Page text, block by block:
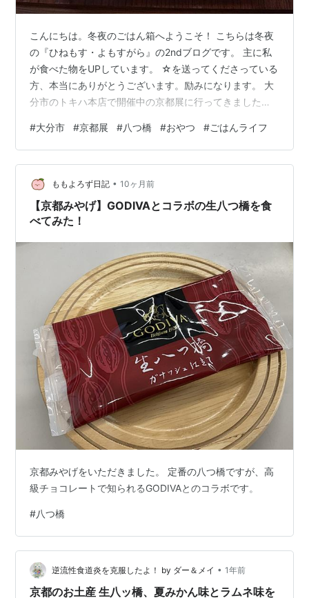
こんにちは。冬夜のごはん箱へようこそ！ こちらは冬夜
の『ひねもす・よもすがら』の2ndブログです。 主に私
が食べた物をUPしています。 ☆を送ってくださっている
方、本当にありがとうございます。励みになります。 大
分市のトキハ本店で開催中の京都展に行ってきました
オーソドックスな生八つ橋です。 ちょっとだけ、あんこ
が甘くて多かったような？ もう十年以上……いや、もっ
とかも？ 食べてなかったから、こんなものだったかもし
れません。 それに私自身の味覚も好みもちょっと変わっ
たと思いますしね。 そういえば、感想八つ橋って食べた
ことないかも？ ってこと…
#大分市 #京都展 #八つ橋 #おやつ #ごはんライフ
ももよろず日記 • 10ヶ月前
【京都みやげ】GODIVAとコラボの生八つ橋を食
べてみた！
京都みやげをいただきました。 定番の八つ橋ですが、高
級チョコレートで知られるGODIVAとのコラボです。
#八つ橋
逆流性食道炎を克服したよ！ by ダー＆メイ • 1年前
京都のお土産 生八ッ橋、夏みかん味とラムネ味を